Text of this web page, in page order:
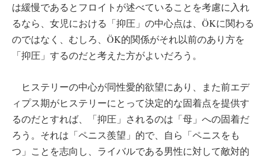
は緩慢であるとフロイトが述べていることを考慮に入れ
るなら、女児における「抑圧」の中心点は、ÖKに関わる
のではなく、むしろ、ÖK的関係がそれ以前のあり方を
「抑圧」するのだと考えた方がよいだろう。
ヒステリーの中心が同性愛的欲望にあり、また前エデ
ィプス期がヒステリーにとって決定的な固着点を提供す
るのだとすれば、「抑圧」されるのは「母」への固着だ
ろう。それは「ペニス羨望」的で、自ら「ペニスをも
つ」ことを志向し、ライバルである男性に対して敵対的